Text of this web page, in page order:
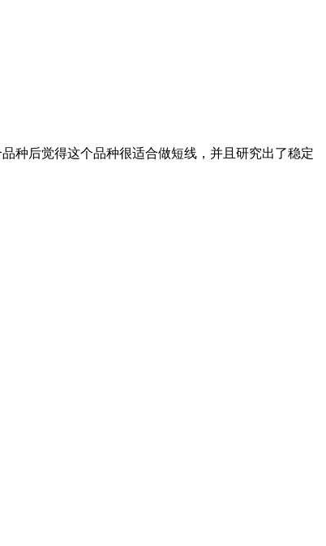
种后觉得这个品种很适合做短线，并且研究出了稳定